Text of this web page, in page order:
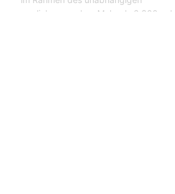
verliehen wurden. Mehr als 6.800